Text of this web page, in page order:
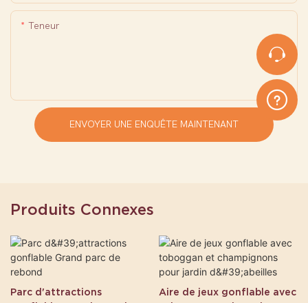
Teneur
ENVOYER UNE ENQUÊTE MAINTENANT
Produits Connexes
Parc d'attractions
Aire de jeux gonflable avec